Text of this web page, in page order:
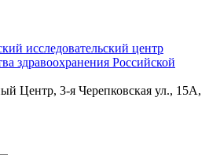
исследовательский центр
здравоохранения Российской
Центр, 3-я Черепковская ул., 15А,